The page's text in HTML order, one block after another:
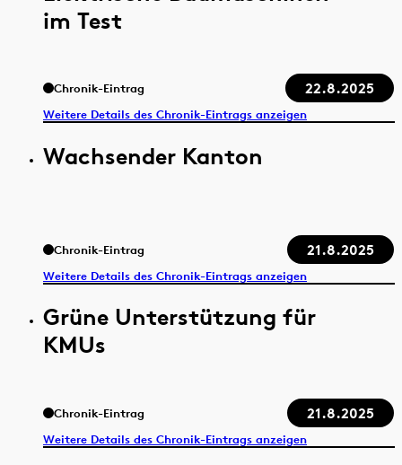
im Test
Chronik-Eintrag 22.8.2025
Weitere Details des Chronik-Eintrags anzeigen
Wachsender Kanton
Chronik-Eintrag 21.8.2025
Weitere Details des Chronik-Eintrags anzeigen
Grüne Unterstützung für
KMUs
Chronik-Eintrag 21.8.2025
Weitere Details des Chronik-Eintrags anzeigen